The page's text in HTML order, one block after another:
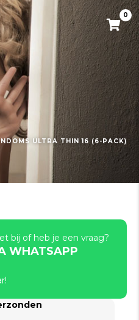
0
ULTRA THIN 16 (6-PACK)
bij of heb je een vraag?
WHATSAPP